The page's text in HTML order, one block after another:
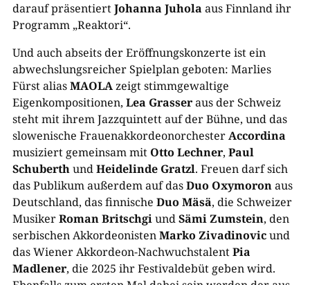
darauf präsentiertJohanna Juhola aus Finnland ihr
Programm „Reaktori“.
Und auch abseits der Eröffnungskonzerte ist ein
abwechslungsreicher Spielplan geboten: Marlies
Fürst aliasMAOLAzeigt stimmgewaltige
Eigenkompositionen, Lea Grasseraus der Schweiz
steht mit ihrem Jazzquintett auf der Bühne, und das
slowenische FrauenakkordeonorchesterAccordina
musiziert gemeinsam mitOtto Lechner, Paul
SchuberthundHeidelinde Gratzl. Freuen darf sich
das Publikum außerdem auf dasDuo Oxymoronaus
Deutschland, das finnische Duo Mäsä, die Schweizer
MusikerRoman BritschgiundSämi Zumstein, den
serbischen AkkordeonistenMarko Zivadinovicund
das Wiener Akkordeon-NachwuchstalentPia
Madlener, die 2025 ihr Festivaldebüt geben wird.